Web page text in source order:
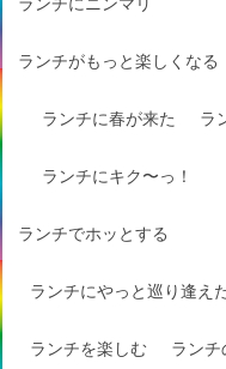
ランチがもっと楽しくなる
ランチに春が来た ラ
ランチにキク〜っ！
ランチでホッとする
ランチにやっと巡り逢え
ランチを楽しむ ランチ